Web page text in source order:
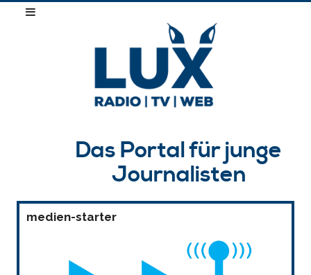
Das Portal für junge
Journalisten
medien-starter